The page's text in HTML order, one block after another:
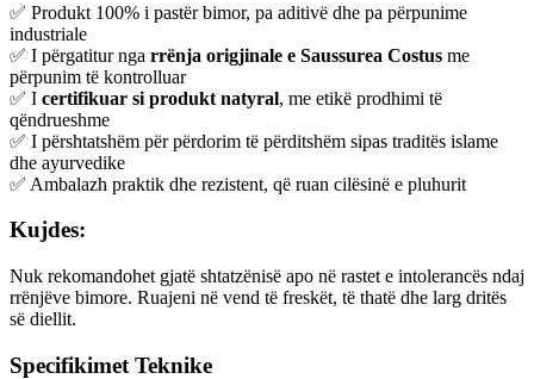
✅ Produkt 100% i pastër bimor, pa aditivë dhe pa përpunime
industriale
✅ I përgatitur nga rrënja origjinale e Saussurea Costus me
përpunim të kontrolluar
✅ I certifikuar si produkt natyral, me etikë prodhimi të
qëndrueshme
✅ I përshtatshëm për përdorim të përditshëm sipas traditës islame
dhe ayurvedike
✅ Ambalazh praktik dhe rezistent, që ruan cilësinë e pluhurit
Kujdes:
Nuk rekomandohet gjatë shtatzënisë apo në rastet e intolerancës ndaj
rrënjëve bimore. Ruajeni në vend të freskët, të thatë dhe larg dritës
së diellit.
Specifikimet Teknike